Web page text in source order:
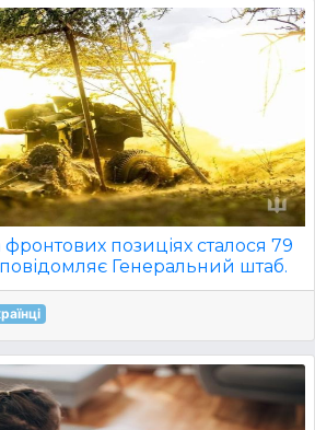
позиціях сталося 79
Генеральний штаб.